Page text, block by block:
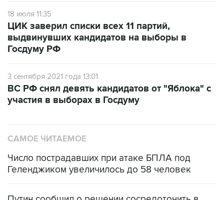
выдвинувших кандидатов на выборы в
Госдуму РФ
3 сентября 2021 года 13:01
участия в выборах в Госдуму
Число пострадавших при атаке БПЛА под
Путин сообщил о решении сосредоточить в